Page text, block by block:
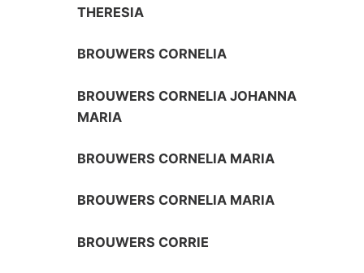
THERESIA
BROUWERS CORNELIA
BROUWERS CORNELIA JOHANNA
MARIA
BROUWERS CORNELIA MARIA
BROUWERS CORNELIA MARIA
BROUWERS CORRIE